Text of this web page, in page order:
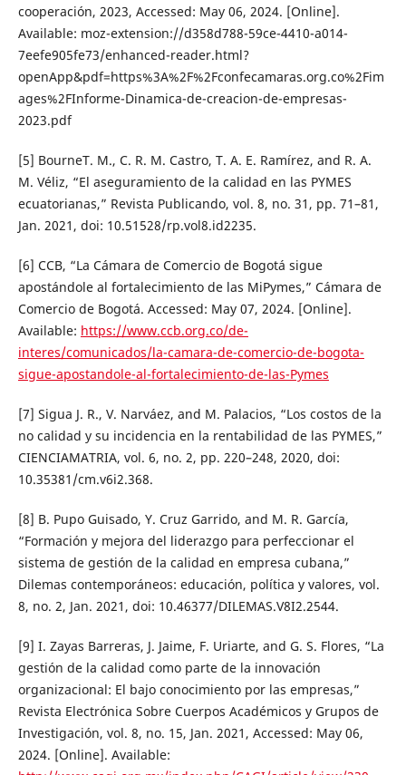
cooperación, 2023, Accessed: May 06, 2024. [Online].
Available: moz-extension://d358d788-59ce-4410-a014-
7eefe905fe73/enhanced-reader.html?
openApp&pdf=https%3A%2F%2Fconfecamaras.org.co%2Fim
ages%2FInforme-Dinamica-de-creacion-de-empresas-
2023.pdf
[5] BourneT. M., C. R. M. Castro, T. A. E. Ramírez, and R. A.
M. Véliz, “El aseguramiento de la calidad en las PYMES
ecuatorianas,” Revista Publicando, vol. 8, no. 31, pp. 71–81,
Jan. 2021, doi: 10.51528/rp.vol8.id2235.
[6] CCB, “La Cámara de Comercio de Bogotá sigue
apostándole al fortalecimiento de las MiPymes,” Cámara de
Comercio de Bogotá. Accessed: May 07, 2024. [Online].
Available: https://www.ccb.org.co/de-
interes/comunicados/la-camara-de-comercio-de-bogota-
sigue-apostandole-al-fortalecimiento-de-las-Pymes
[7] Sigua J. R., V. Narváez, and M. Palacios, “Los costos de la
no calidad y su incidencia en la rentabilidad de las PYMES,”
CIENCIAMATRIA, vol. 6, no. 2, pp. 220–248, 2020, doi:
10.35381/cm.v6i2.368.
[8] B. Pupo Guisado, Y. Cruz Garrido, and M. R. García,
“Formación y mejora del liderazgo para perfeccionar el
sistema de gestión de la calidad en empresa cubana,”
Dilemas contemporáneos: educación, política y valores, vol.
8, no. 2, Jan. 2021, doi: 10.46377/DILEMAS.V8I2.2544.
[9] I. Zayas Barreras, J. Jaime, F. Uriarte, and G. S. Flores, “La
gestión de la calidad como parte de la innovación
organizacional: El bajo conocimiento por las empresas,”
Revista Electrónica Sobre Cuerpos Académicos y Grupos de
Investigación, vol. 8, no. 15, Jan. 2021, Accessed: May 06,
2024. [Online]. Available: